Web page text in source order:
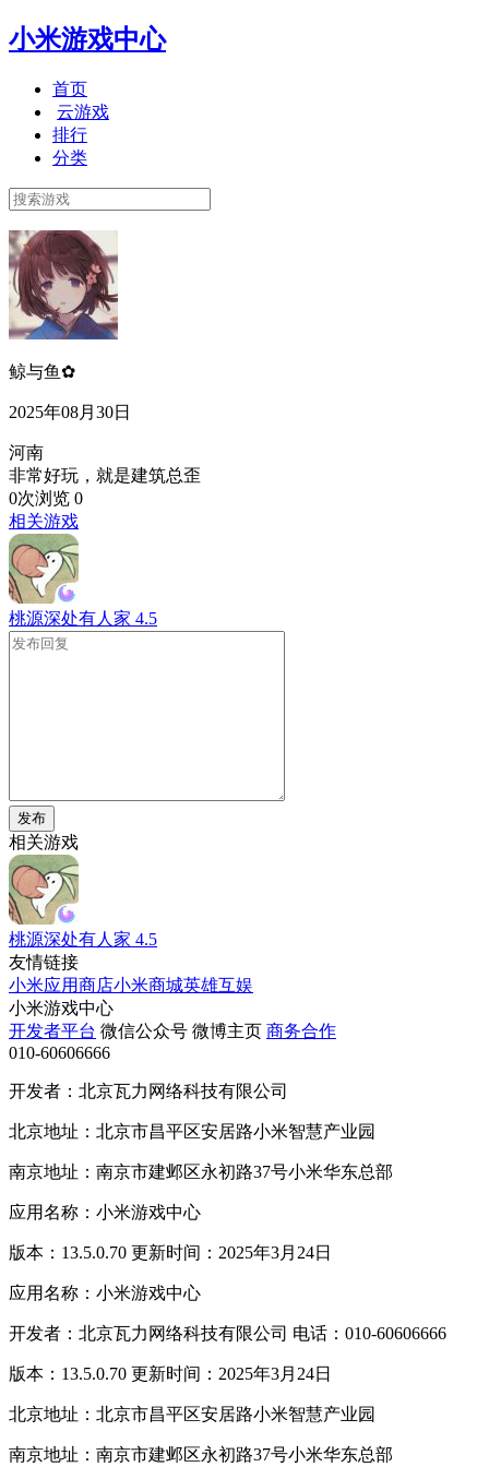
小米游戏中心
首页
云游戏
排行
分类
鲸与鱼✿
2025年08月30日
河南
非常好玩，就是建筑总歪
0次浏览 0
相关游戏
桃源深处有人家 4.5
发布
相关游戏
桃源深处有人家 4.5
友情链接
小米应用商店小米商城英雄互娱
小米游戏中心
开发者平台 微信公众号 微博主页 商务合作
010-60606666
开发者：北京瓦力网络科技有限公司
北京地址：北京市昌平区安居路小米智慧产业园
南京地址：南京市建邺区永初路37号小米华东总部
应用名称：小米游戏中心
版本：13.5.0.70 更新时间：2025年3月24日
应用名称：小米游戏中心
开发者：北京瓦力网络科技有限公司 电话：010-60606666
版本：13.5.0.70 更新时间：2025年3月24日
北京地址：北京市昌平区安居路小米智慧产业园
南京地址：南京市建邺区永初路37号小米华东总部